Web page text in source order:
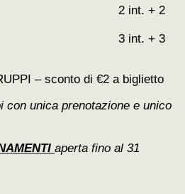
+ 2
+ 3
– sconto di €2 a biglietto
unica prenotazione e unico
aperta fino al 31